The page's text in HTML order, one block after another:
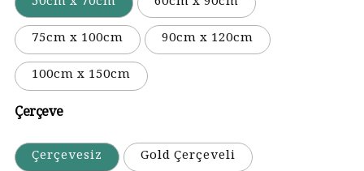
75cm x 100cm
90cm x 120cm
100cm x 150cm
Çerçeve
Çerçevesiz
Gold Çerçeveli